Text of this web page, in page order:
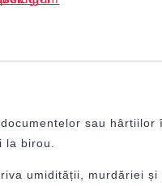
sau hârtiilor
birou.
umidității, murdăriei